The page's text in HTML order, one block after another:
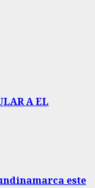
A EL
este